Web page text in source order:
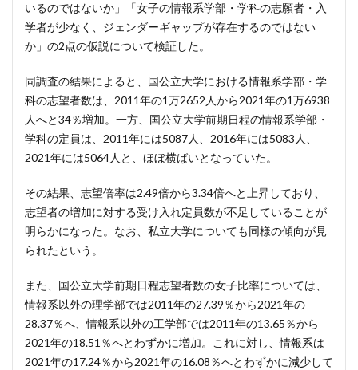
いるのではないか」「女子の情報系学部・学科の志願者・入
学者が少なく、ジェンダーギャップが存在するのではない
か」の2点の仮説について検証した。
同調査の結果によると、国公立大学における情報系学部・学
科の志望者数は、2011年の1万2652人から2021年の1万6938
人へと34％増加。一方、国公立大学前期日程の情報系学部・
学科の定員は、2011年には5087人、2016年には5083人、
2021年には5064人と、ほぼ横ばいとなっていた。
その結果、志望倍率は2.49倍から3.34倍へと上昇しており、
志望者の増加に対する受け入れ定員数が不足していることが
明らかになった。なお、私立大学についても同様の傾向が見
られたという。
また、国公立大学前期日程志望者数の女子比率については、
情報系以外の理学部では2011年の27.39％から2021年の
28.37％へ、情報系以外の工学部では2011年の13.65％から
2021年の18.51％へとわずかに増加。これに対し、情報系は
2021年の17.24％から2021年の16.08％へとわずかに減少して